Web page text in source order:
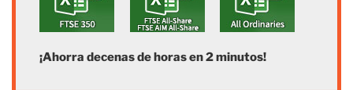
¡Ahorra decenas de horas en 2 minutos!